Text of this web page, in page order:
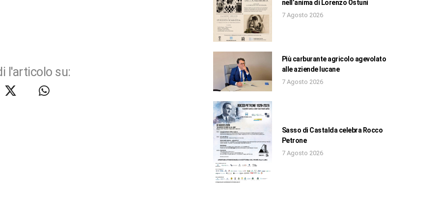
l'articolo su:
nell’anima di Lorenzo Ostuni
7 Agosto 2026
Più carburante agricolo agevolato
alle aziende lucane
7 Agosto 2026
Sasso di Castalda celebra Rocco
Petrone
7 Agosto 2026